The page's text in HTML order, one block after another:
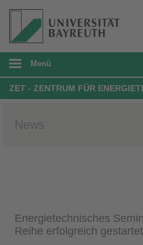
Menü
ZET - ZENTRUM FÜR
News
Energietechnisches
Reihe erfolgreich gestartet